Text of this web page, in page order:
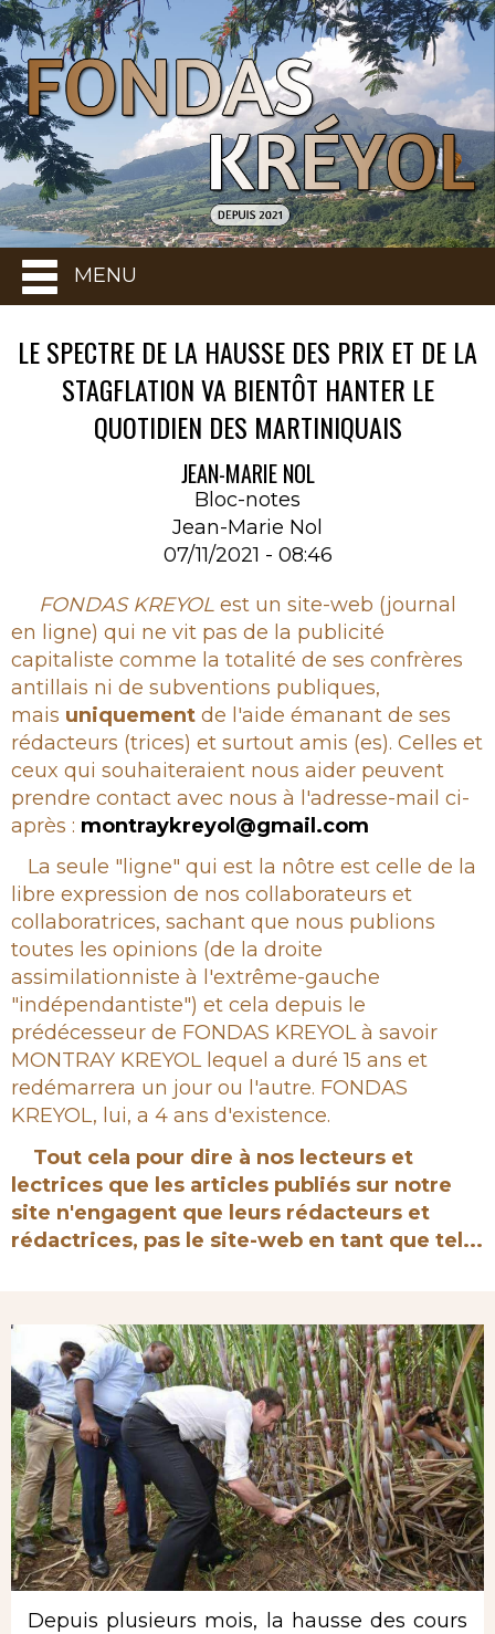
MENU
LE SPECTRE DE LA HAUSSE DES PRIX ET DE LA
STAGFLATION VA BIENTÔT HANTER LE
QUOTIDIEN DES MARTINIQUAIS
JEAN-MARIE NOL
Bloc-notes
Jean-Marie Nol
07/11/2021 - 08:46
Rubrique
FONDAS KREYOL est un site-web (journal
en ligne) qui ne vit pas de la publicité
capitaliste comme la totalité de ses confrères
antillais ni de subventions publiques,
mais uniquement de l'aide émanant de ses
rédacteurs (trices) et surtout amis (es). Celles et
ceux qui souhaiteraient nous aider peuvent
prendre contact avec nous à l'adresse-mail ci-
après : montraykreyol@gmail.com
La seule "ligne" qui est la nôtre est celle de la
libre expression de nos collaborateurs et
collaboratrices, sachant que nous publions
toutes les opinions (de la droite
assimilationniste à l'extrême-gauche
"indépendantiste") et cela depuis le
prédécesseur de FONDAS KREYOL à savoir
MONTRAY KREYOL lequel a duré 15 ans et
redémarrera un jour ou l'autre. FONDAS
KREYOL, lui, a 4 ans d'existence.
Tout cela pour dire à nos lecteurs et
lectrices que les articles publiés sur notre
site n'engagent que leurs rédacteurs et
rédactrices, pas le site-web en tant que tel...
Depuis plusieurs mois, la hausse des cours